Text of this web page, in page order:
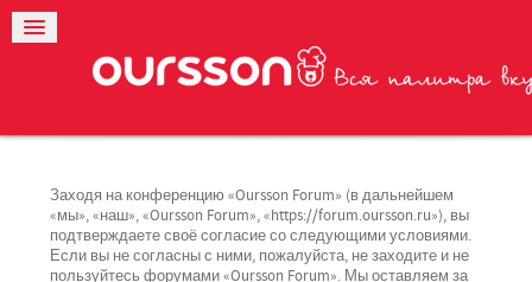
Заходя на конференцию «Oursson Forum» (в дальнейшем
«мы», «наш», «Oursson Forum», «https://forum.oursson.ru»), вы
подтверждаете своё согласие со следующими условиями.
Если вы не согласны с ними, пожалуйста, не заходите и не
пользуйтесь форумами «Oursson Forum». Мы оставляем за